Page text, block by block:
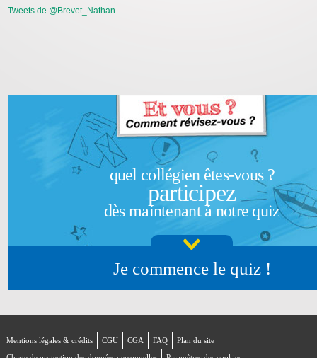
Tweets de @Brevet_Nathan
quel collégien êtes-vous ?
participez
dès maintenant à notre quiz
Je commence le quiz !
Mentions légales & crédits CGU CGA FAQ
Plan du site